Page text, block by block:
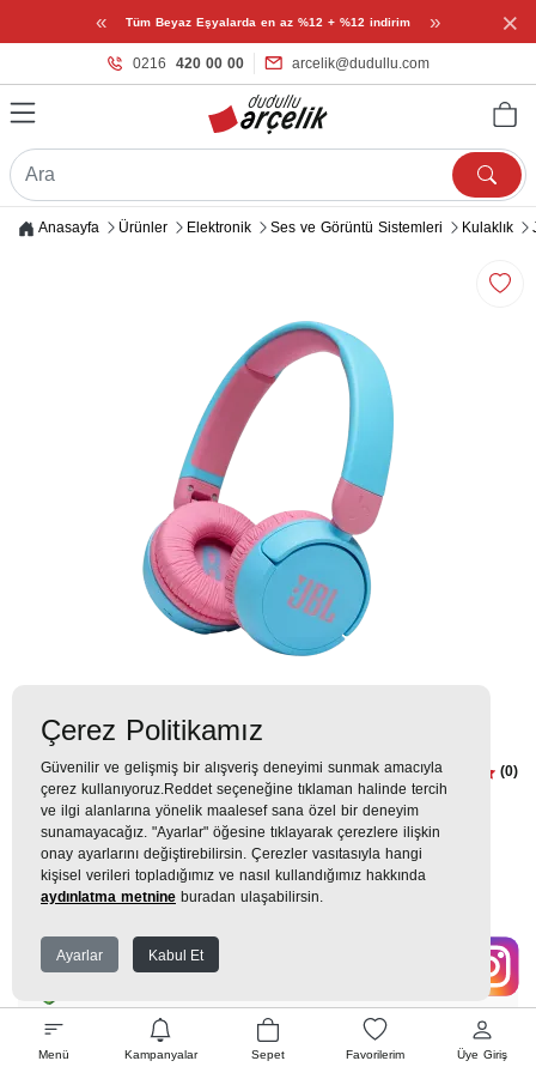
« Tüm Beyaz Eşyalarda en az %12 + %12 indirim » ×
0216 420 00 00 arcelik@dudullu.com
Menü Kampanyalar Sepet Favorilerim Üye Giriş
Anasayfa Ürünler Elektronik Ses ve Görüntü Sistemleri Kulaklık
JR310BT Bluetooth ÇocukKulaklığı
OEMavi Kulaklık
(0)
2.190TL
243 TLx 9 Taksit =2.190 TL Ekstra İndirim %12 =
WHATSAPP SİPARİŞ
Çerez Politikamız
Güvenilir ve gelişmiş bir alışveriş deneyimi sunmak amacıyla
çerez kullanıyoruz.Reddet seçeneğine tıklaman halinde tercih
ve ilgi alanlarına yönelik maalesef sana özel bir deneyim
sunamayacağız. "Ayarlar" öğesine tıklayarak çerezlere ilişkin
onay ayarlarını değiştirebilirsin. Çerezler vasıtasıyla hangi
kişisel verileri topladığımız ve nasıl kullandığımız hakkında
aydınlatma metnine buradan ulaşabilirsin.
Ayarlar Kabul Et